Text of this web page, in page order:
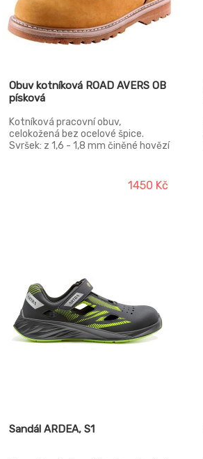
Obuv kotníková ROAD AVERS OB
písková
Kotníková pracovní obuv,
celokožená bez ocelové špice.
Svršek: z 1,6 - 1,8 mm činěné hovězí
(prošitá podešev) Podšívka:1450 Kč
Sandál ARDEA, S1